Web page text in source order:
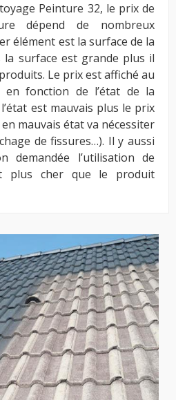
Peinture 32, le prix de
dépend de nombreux
élément est la surface de la
surface est grande plus il
Le prix est affiché au
fonction de l’état de la
est mauvais plus le prix
mauvais état va nécessiter
de fissures…). Il y aussi
demandée l’utilisation de
plus cher que le produit